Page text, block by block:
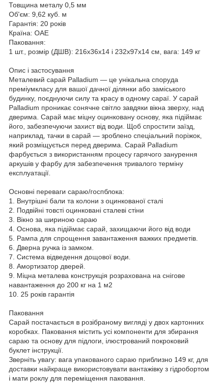
Товщина металу 0,5 мм
Об'єм: 9,62 куб. м
Гарантія: 20 років
Країна: ОАЕ
Паковання:
1 шт., розмір (ДШВ): 216x36x14 і 232x97x14 см, вага: 149 кг
Опис і застосування
Металевий сарай Palladium — це унікальна споруда
преміумкласу для вашої дачної ділянки або заміського
будинку, поєднуючи силу та красу в одному сараї. У сарай
Palladium проникає сонячне світло завдяки вікна зверху, над
дверима. Сарай має міцну оцинковану основу, яка підіймає
його, забезпечуючи захист від води. Щоб спростити заїзд,
наприклад, тачки в сарай — зроблено спеціальний поріжок,
який розміщується перед дверима. Сарай Palladium
фарбується з використанням процесу гарячого занурення
аркушів у фарбу для забезпечення тривалого терміну
експлуатації.
Основні переваги сараю/госпблока:
1. Внутрішні бали та колони з оцинкованої сталі
2. Подвійні товсті оцинковані сталеві стіни
3. Вікно за шириною сараю
4. Основа, яка підіймає сарай, захищаючи його від води
5. Рампа для спрощення завантаження важких предметів.
6. Дверна ручка із замком.
7. Система відведення дощової води.
8. Амортизатор дверей.
9. Міцна металева конструкція розрахована на снігове
навантаження до 200 кг на 1 м2
10. 25 років гарантія
Паковання
Сарай постачається в розібраному вигляді у двох картонних
коробках. Паковання містить усі компоненти для збирання
сараю та основу для підлоги, ілюстрований покроковий
буклет інструкції.
Зверніть увагу: вага упакованого сараю приблизно 149 кг, для
доставки найкраще використовувати вантажівку з гідробортом
і мати роклу для переміщення паковання.